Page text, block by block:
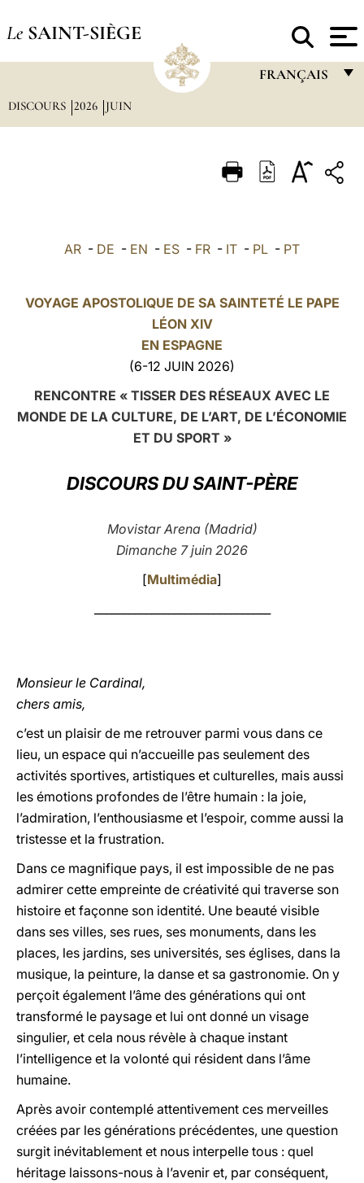
Le SAINT-SIÈGE
FRANÇAIS
ITALIANO
POLSKI
LATINE
DISCOURS 2026 JUIN
AR - DE - EN - ES - FR - IT - PL - PT
VOYAGE APOSTOLIQUE DE SA SAINTETÉ LE PAPE
LÉON XIV
EN ESPAGNE
(6-12 JUIN 2026)
RENCONTRE « TISSER DES RÉSEAUX AVEC LE
MONDE DE LA CULTURE, DE L’ART, DE L’ÉCONOMIE
ET DU SPORT »
DISCOURS DU SAINT-PÈRE
Movistar Arena (Madrid)
Dimanche 7 juin 2026
[Multimédia]
Monsieur le Cardinal,
chers amis,
c’est un plaisir de me retrouver parmi vous dans ce
lieu, un espace qui n’accueille pas seulement des
activités sportives, artistiques et culturelles, mais aussi
les émotions profondes de l’être humain : la joie,
l’admiration, l’enthousiasme et l’espoir, comme aussi la
tristesse et la frustration.
Dans ce magnifique pays, il est impossible de ne pas
admirer cette empreinte de créativité qui traverse son
histoire et façonne son identité. Une beauté visible
dans ses villes, ses rues, ses monuments, dans les
places, les jardins, ses universités, ses églises, dans la
musique, la peinture, la danse et sa gastronomie. On y
perçoit également l’âme des générations qui ont
transformé le paysage et lui ont donné un visage
singulier, et cela nous révèle à chaque instant
l’intelligence et la volonté qui résident dans l’âme
humaine.
Après avoir contemplé attentivement ces merveilles
créées par les générations précédentes, une question
surgit inévitablement et nous interpelle tous : quel
héritage laissons-nous à l’avenir et, par conséquent,